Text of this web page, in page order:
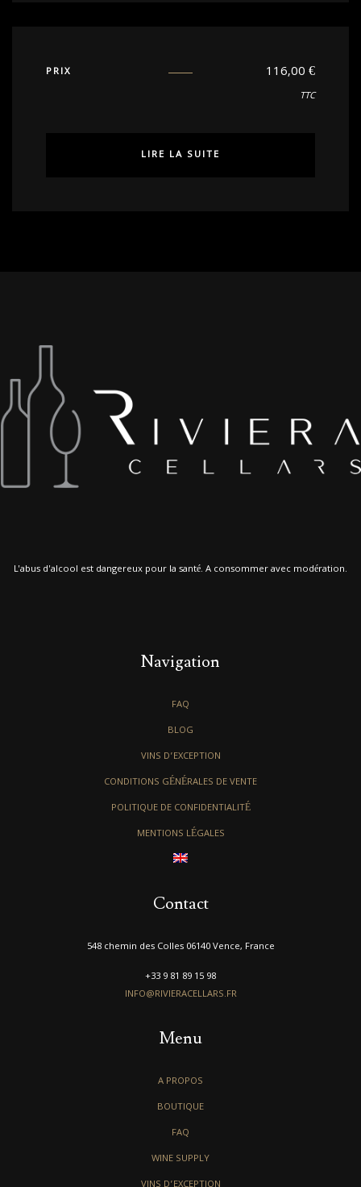
PRIX 116,00€
TTC
LIRE LA SUITE
L'abus d'alcool est dangereux pour la santé. A consommer avec modération.
Navigation
FAQ
BLOG
VINS D’EXCEPTION
CONDITIONS GÉNÉRALES DE VENTE
POLITIQUE DE CONFIDENTIALITÉ
MENTIONS LÉGALES
Contact
548 chemin des Colles 06140 Vence, France
+33 9 81 89 15 98
INFO@RIVIERACELLARS.FR
Menu
A PROPOS
BOUTIQUE
FAQ
WINE SUPPLY